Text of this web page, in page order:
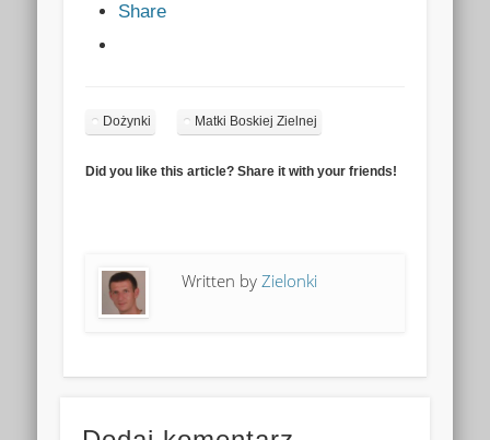
Share
Dożynki Matki Boskiej Zielnej
Did you like this article? Share it with your friends!
Written by Zielonki